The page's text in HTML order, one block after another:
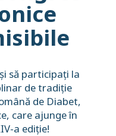
să participați la
de tradiție
de Diabet,
care ajunge în
a ediție!